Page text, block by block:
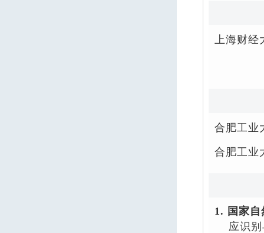
上海财
合肥工业
合肥工业
1. 国家
应识